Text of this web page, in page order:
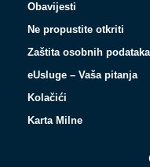
Obavijesti
Ne propustite otkriti
Zaštita osobnih podataka
eUsluge – Vaša pitanja
Kolačići
Karta Milne